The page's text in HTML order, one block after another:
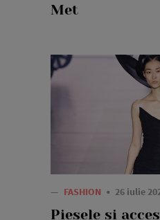
Met
— FASHION 26 iulie
Piesele și